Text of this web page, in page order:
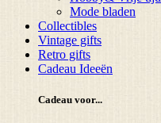
Mode bladen
Collectibles
Vintage gifts
Retro gifts
Cadeau Ideeën
Cadeau voor...